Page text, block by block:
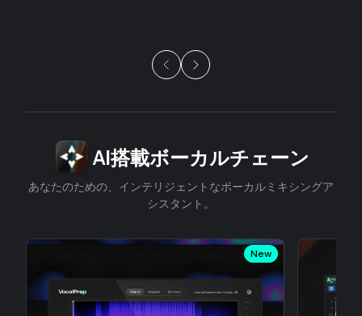
スライド1/5
AI搭載ボーカルチェーン
あなたのための、インテリジェントなボーカルミキシングア
シスタント。
New